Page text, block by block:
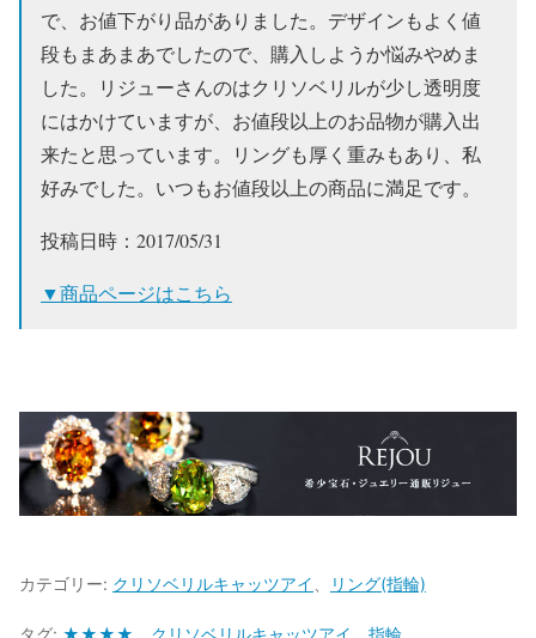
で、お値下がり品がありました。デザインもよく値
段もまあまあでしたので、購入しようか悩みやめま
した。リジューさんのはクリソベリルが少し透明度
にはかけていますが、お値段以上のお品物が購入出
来たと思っています。リングも厚く重みもあり、私
好みでした。いつもお値段以上の商品に満足です。
投稿日時：2017/05/31
▼商品ページはこちら
カテゴリー: クリソベリルキャッツアイ リング(指輪)
タグ: ★★★★ クリソベリルキャッツアイ 指輪